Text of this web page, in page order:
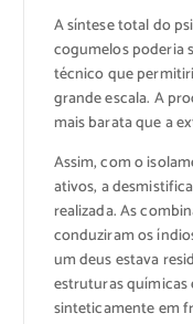
A síntese total do
cogumelos poderia
técnico que
grande escala. A
mais barata que a
Assim, com o
ativos, a
realizada. As
conduziram os
um deus estava
estruturas
sinteticamente em